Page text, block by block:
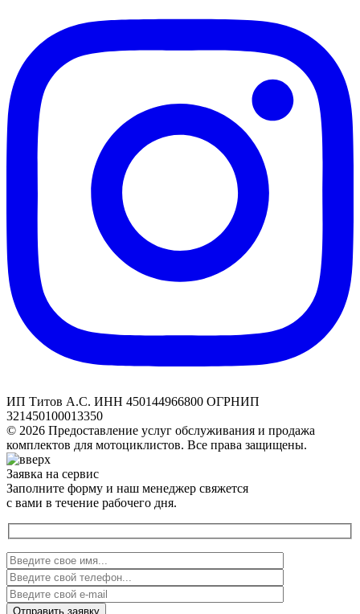
ИП Титов А.С. ИНН 450144966800 ОГРНИП
321450100013350
© 2026 Предоставление услуг обслуживания и продажа
комплектов для мотоциклистов. Все права защищены.
Заявка на сервис
Заполните форму и наш менеджер свяжется
с вами в течение рабочего дня.